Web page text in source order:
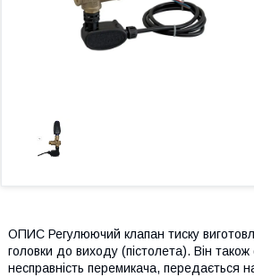
ОПИС Регулюючий клапан тиску
головки до виходу (пістолета). Він
несправність перемикача,